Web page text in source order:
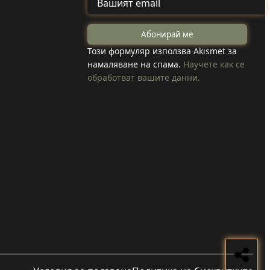
от Туден
създадоха
козметика с
Този формуляр използва Akismet за
намаляване на спама. Научете как се
обработват вашите данни.